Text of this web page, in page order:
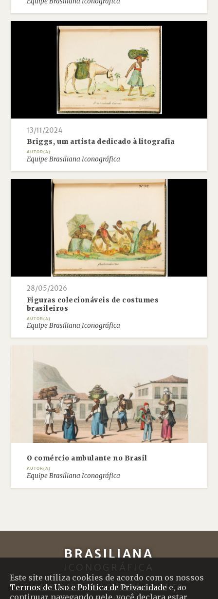
Este site utiliza cookies de acordo com os nossos
Termos de Uso e Política de Privacidade e, ao
continuar navegando nele, você declara estar
13/11/2024
Briggs, um artista dedicado à litografia
AUTOR(A)
Equipe Brasiliana Iconográfica
28/05/2026
Figuras colecionáveis de costumes
brasileiros
AUTOR(A)
Equipe Brasiliana Iconográfica
O comércio ambulante no Brasil
AUTOR(A)
Equipe Brasiliana Iconográfica
BRASILIANA
ICONOGRÁFICA
SOBRE O PROJETO | CRÉDITOS |CONTATO